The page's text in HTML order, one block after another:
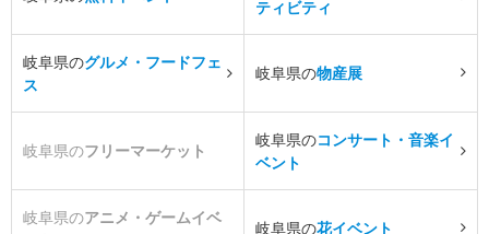
ティビティ
岐阜県のグルメ・フードフェ
ス
岐阜県の物産展
岐阜県のフリーマーケット
岐阜県のコンサート・音楽イ
ベント
岐阜県のアニメ・ゲームイベ
岐阜県の花イベント